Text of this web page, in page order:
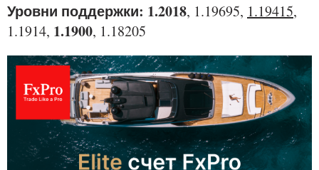
Уровни поддержки: 1.2018, 1.19695, 1.19415,
1.1914, 1.1900, 1.18205